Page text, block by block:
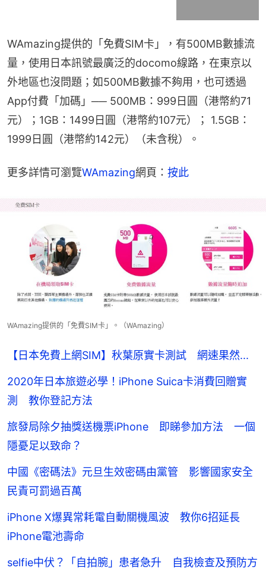
WAmazing提供的「免費SIM卡」，有500MB數據流
量，使用日本訊號最廣泛的docomo線路，在東京以
外地區也沒問題；如500MB數據不夠用，也可透過
App付費「加碼」── 500MB：999日圓（港幣約71
元）；1GB：1499日圓（港幣約107元）； 1.5GB：
1999日圓（港幣約142元）（未含稅）。
更多詳情可瀏覽WAmazing網頁： 按此
WAmazing提供的「免費SIM卡」。（WAmazing）
【日本免費上網SIM】秋葉原實卡測試 網速果然...
2020年日本旅遊必學！iPhone Suica卡消費回贈實
測 教你登記方法
旅發局除夕抽獎送機票iPhone 即睇參加方法 一個
隱憂足以致命？
中國《密碼法》元旦生效密碼由黨管 影響國家安全
民責可罰過百萬
iPhone X爆異常耗電自動關機風波 教你6招延長
iPhone電池壽命
selfie中伏？「自拍腕」患者急升 自我檢查及預防方